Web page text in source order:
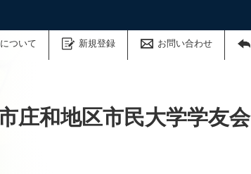
ついて 新規登録 お問い合わせ
庄和地区市民大学学友会